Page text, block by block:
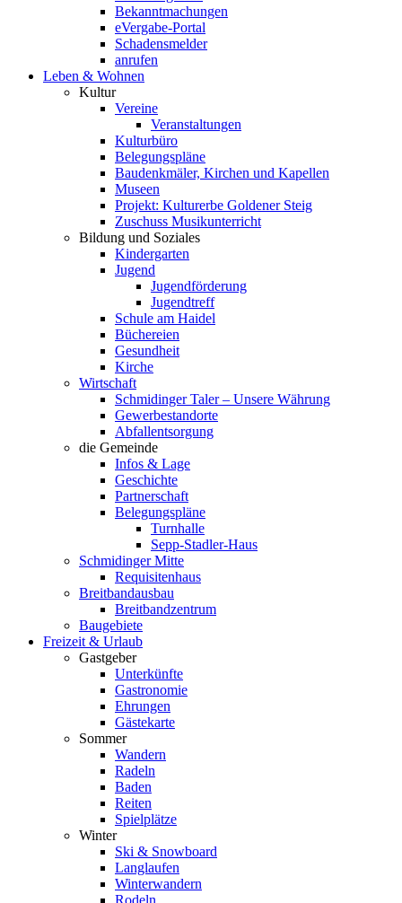
Bekanntmachungen
eVergabe-Portal
Schadensmelder
anrufen
Leben & Wohnen
Kultur
Vereine
Veranstaltungen
Kulturbüro
Belegungspläne
Baudenkmäler, Kirchen und Kapellen
Museen
Projekt: Kulturerbe Goldener Steig
Zuschuss Musikunterricht
Bildung und Soziales
Kindergarten
Jugend
Jugendförderung
Jugendtreff
Schule am Haidel
Büchereien
Gesundheit
Kirche
Wirtschaft
Schmidinger Taler – Unsere Währung
Gewerbestandorte
Abfallentsorgung
die Gemeinde
Infos & Lage
Geschichte
Partnerschaft
Belegungspläne
Turnhalle
Sepp-Stadler-Haus
Schmidinger Mitte
Requisitenhaus
Breitbandausbau
Breitbandzentrum
Baugebiete
Freizeit & Urlaub
Gastgeber
Unterkünfte
Gastronomie
Ehrungen
Gästekarte
Sommer
Wandern
Radeln
Baden
Reiten
Spielplätze
Winter
Ski & Snowboard
Langlaufen
Winterwandern
Rodeln